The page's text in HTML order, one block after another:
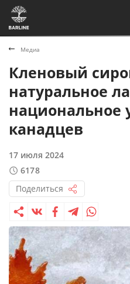
Медиа
Кленовый
натуральное
национальное
канадцев
17 июля 2024
6178
Поделиться